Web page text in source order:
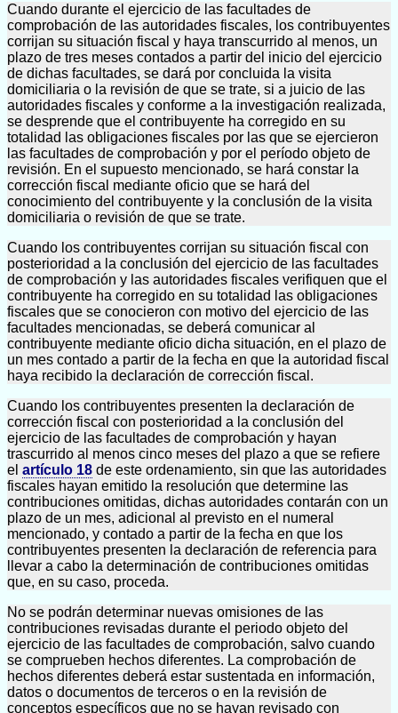
Cuando durante el ejercicio de las facultades de
comprobación de las autoridades fiscales, los contribuyentes
corrijan su situación fiscal y haya transcurrido al menos, un
plazo de tres meses contados a partir del inicio del ejercicio
de dichas facultades, se dará por concluida la visita
domiciliaria o la revisión de que se trate, si a juicio de las
autoridades fiscales y conforme a la investigación realizada,
se desprende que el contribuyente ha corregido en su
totalidad las obligaciones fiscales por las que se ejercieron
las facultades de comprobación y por el período objeto de
revisión. En el supuesto mencionado, se hará constar la
corrección fiscal mediante oficio que se hará del
conocimiento del contribuyente y la conclusión de la visita
domiciliaria o revisión de que se trate.
Cuando los contribuyentes corrijan su situación fiscal con
posterioridad a la conclusión del ejercicio de las facultades
de comprobación y las autoridades fiscales verifiquen que el
contribuyente ha corregido en su totalidad las obligaciones
fiscales que se conocieron con motivo del ejercicio de las
facultades mencionadas, se deberá comunicar al
contribuyente mediante oficio dicha situación, en el plazo de
un mes contado a partir de la fecha en que la autoridad fiscal
haya recibido la declaración de corrección fiscal.
Cuando los contribuyentes presenten la declaración de
corrección fiscal con posterioridad a la conclusión del
ejercicio de las facultades de comprobación y hayan
trascurrido al menos cinco meses del plazo a que se refiere
el artículo 18 de este ordenamiento, sin que las autoridades
fiscales hayan emitido la resolución que determine las
contribuciones omitidas, dichas autoridades contarán con un
plazo de un mes, adicional al previsto en el numeral
mencionado, y contado a partir de la fecha en que los
contribuyentes presenten la declaración de referencia para
llevar a cabo la determinación de contribuciones omitidas
que, en su caso, proceda.
No se podrán determinar nuevas omisiones de las
contribuciones revisadas durante el periodo objeto del
ejercicio de las facultades de comprobación, salvo cuando
se comprueben hechos diferentes. La comprobación de
hechos diferentes deberá estar sustentada en información,
datos o documentos de terceros o en la revisión de
conceptos específicos que no se hayan revisado con